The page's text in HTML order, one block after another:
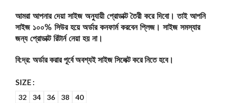
আমরা আপনার দেয়া সাইজ অনুযায়ী প্রোডাক্ট তৈরী করে দিবো। তাই আপনি
সাইজ ১০০% সিউর হয়ে অর্ডার কনফার্ম করবেন প্লিজ। সাইজ সমস্যার
জন্য প্রোডাক্ট রিটার্ন নেয়া হয় না।
বি:দ্র: অর্ডার করার পূর্বে অবশ্যই সাইজ সিলেক্ট করে নিতে হবে।
SIZE
32 34 36 38 40